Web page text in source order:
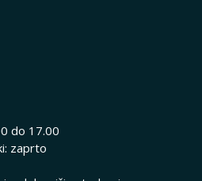
do 17.00
zaprto